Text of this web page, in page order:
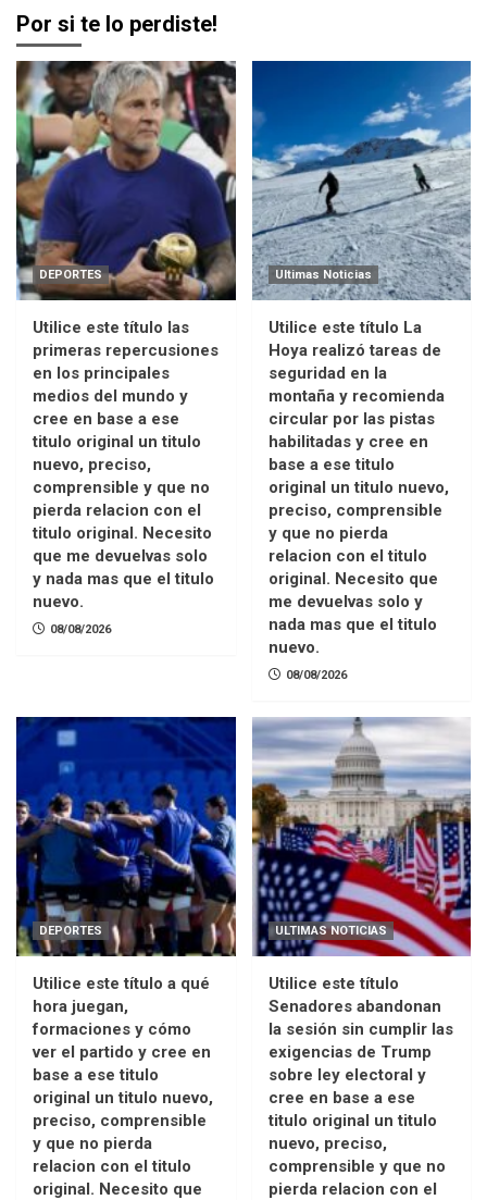
Por si te lo perdiste!
DEPORTES
Utilice este título las
primeras repercusiones
en los principales
medios del mundo y
cree en base a ese
titulo original un titulo
nuevo, preciso,
comprensible y que no
pierda relacion con el
titulo original. Necesito
que me devuelvas solo
y nada mas que el titulo
nuevo.
08/08/2026
Ultimas Noticias
Utilice este título La
Hoya realizó tareas de
seguridad en la
montaña y recomienda
circular por las pistas
habilitadas y cree en
base a ese titulo
original un titulo nuevo,
preciso, comprensible
y que no pierda
relacion con el titulo
original. Necesito que
me devuelvas solo y
nada mas que el titulo
nuevo.
08/08/2026
DEPORTES
Utilice este título a qué
hora juegan,
formaciones y cómo
ver el partido y cree en
base a ese titulo
original un titulo nuevo,
preciso, comprensible
y que no pierda
relacion con el titulo
original. Necesito que
ULTIMAS NOTICIAS
Utilice este título
Senadores abandonan
la sesión sin cumplir las
exigencias de Trump
sobre ley electoral y
cree en base a ese
titulo original un titulo
nuevo, preciso,
comprensible y que no
pierda relacion con el